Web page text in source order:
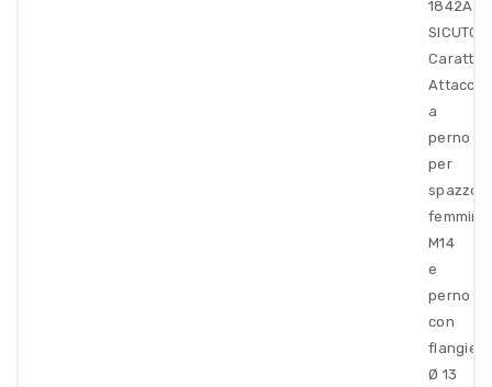
1842A
Attacco
a
perno
per
spazzole
femmina
M14
e
perno
con
flangie
Ø 13